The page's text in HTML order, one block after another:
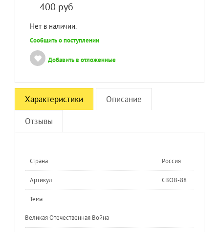
400 руб
Нет в наличии.
Сообщить о поступлении
Добавить в отложенные
Характеристики Описание
Отзывы
Страна Россия
Артикул СВОВ-88
Тема
Великая Отечественная Война